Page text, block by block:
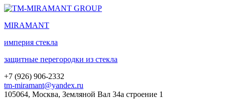
MIRAMANT
империя стекла
защитные перегородки из стекла
+7 (926) 906-2332
tm-miramant@yandex.ru
105064, Москва, Земляной Вал 34а строение 1